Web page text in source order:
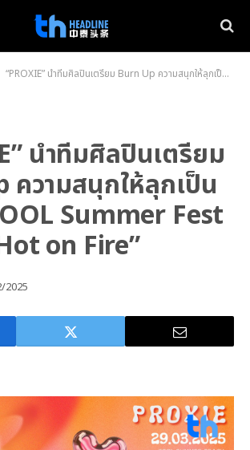
“PROXIE” นำทีมศิลปินเตรียม Burn Up ความสนุกให้ลุกเป็นไฟ ใน “COOL Summer Fest 2025 # Hot on Fire”
นำทีมศิลปินเตรียม
ความสนุกให้ลุกเป็น
Summer Fest
on Fire”
2025